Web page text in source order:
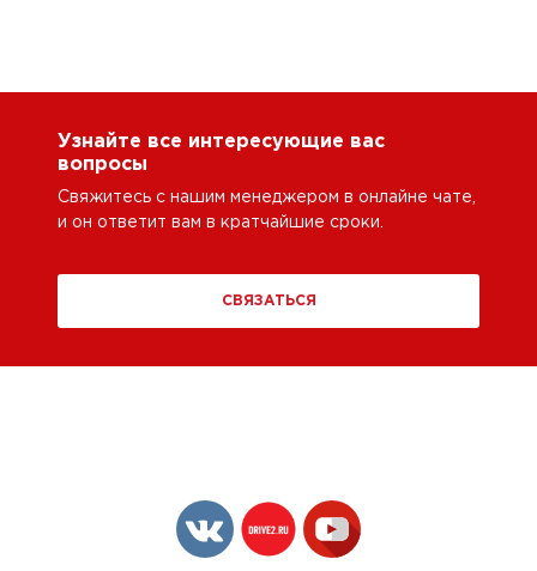
Узнайте все интересующие вас
вопросы
Свяжитесь с нашим менеджером в онлайне чате,
и он ответит вам в кратчайшие сроки.
СВЯЗАТЬСЯ